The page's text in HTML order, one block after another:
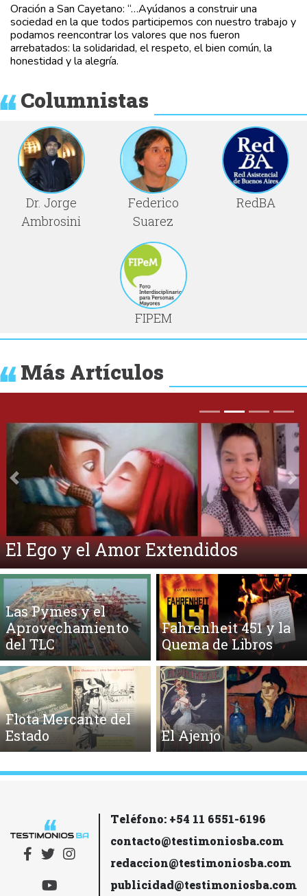
Oración a San Cayetano: “…Ayúdanos a construir una
sociedad en la que todos participemos con nuestro trabajo y
podamos reencontrar los valores que nos fueron
arrebatados: la solidaridad, el respeto, el bien común, la
honestidad y la alegría.
Columnistas
Dr. Jorge
Ambrosini
Federico
Suarez
RedBA
FIPEM
Más Artículos
El Ego y el Amor Extendidos
Anterior
Las Pymes y el
Aprovechamiento
del TLC
Fahrenheit 451 y la
Quema de Libros
Flota Mercante del
Estado
El Ajenjo
Teléfono: +54 11 6551-6196
contacto@testimoniosba.com
redaccion@testimoniosba.com
publicidad@testimoniosba.com